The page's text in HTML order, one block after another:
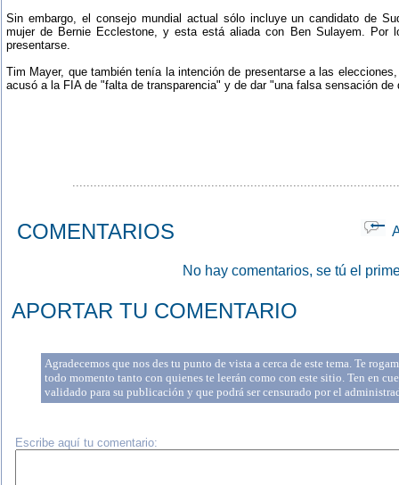
Sin embargo, el consejo mundial actual sólo incluye un candidato de
mujer de Bernie Ecclestone, y esta está aliada con Ben Sulayem. Por
presentarse.
Tim Mayer, que también tenía la intención de presentarse a las
acusó a la FIA de "falta de transparencia" y de dar "una falsa sensación
COMENTARIOS
No hay comentarios, se tú el
APORTAR TU COMENTARIO
Agradecemos que nos des tu punto de vista a cerca de este tema. Te
todo momento tanto con quienes te leerán como con este sitio. Ten en
validado para su publicación y que podrá ser censurado por el
Escribe aquí tu comentario: